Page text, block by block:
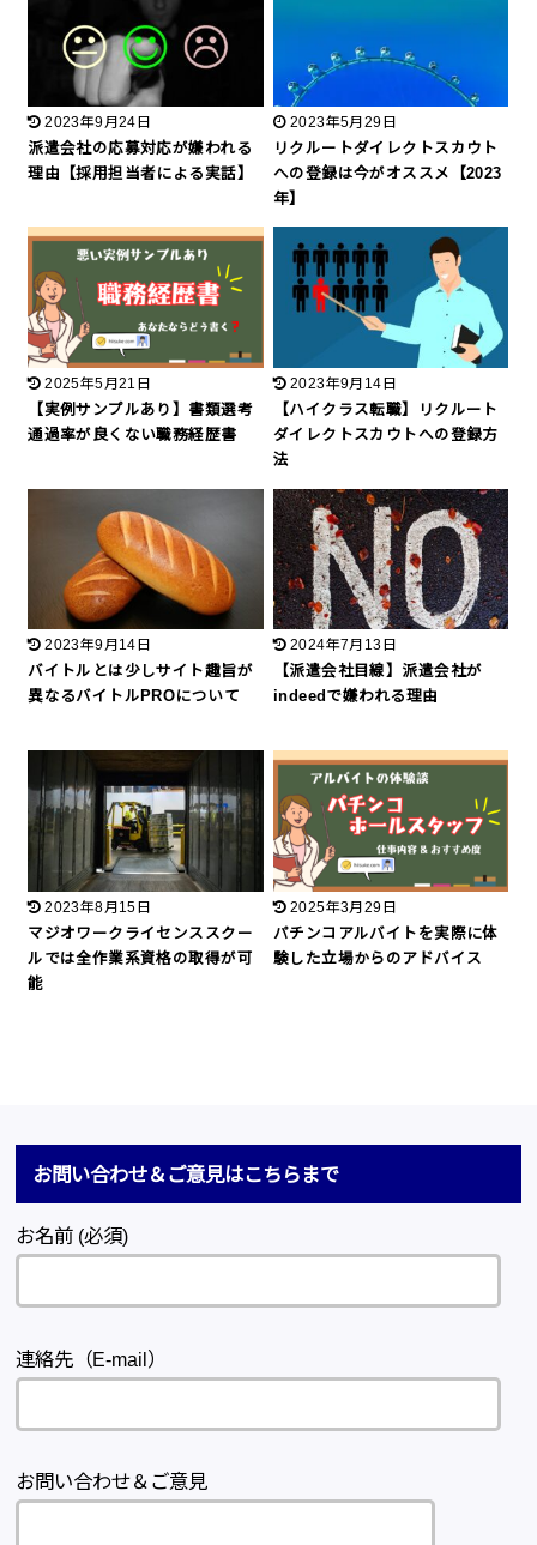
2023年9月24日
派遣会社の応募対応が嫌われる
理由【採用担当者による実話】
2023年5月29日
リクルートダイレクトスカウト
への登録は今がオススメ【2023
年】
2025年5月21日
【実例サンプルあり】書類選考
通過率が良くない職務経歴書
2023年9月14日
【ハイクラス転職】リクルート
ダイレクトスカウトへの登録方
法
2023年9月14日
バイトルとは少しサイト趣旨が
異なるバイトルPROについて
2024年7月13日
【派遣会社目線】派遣会社が
indeedで嫌われる理由
2023年8月15日
マジオワークライセンススクー
ルでは全作業系資格の取得が可
能
2025年3月29日
パチンコアルバイトを実際に体
験した立場からのアドバイス
お問い合わせ＆ご意見はこちらまで
お名前 (必須)
連絡先（E-mail）
お問い合わせ＆ご意見